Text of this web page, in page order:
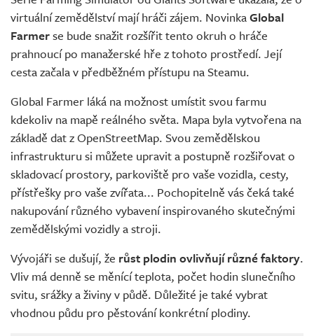
Živě
virtuální zemědělství mají hráči zájem. NovinkaGlobal
Farmerse bude snažit rozšířit tento okruh o hráče
prahnoucí po manažerské hře z tohoto prostředí. Její
cesta začala v předběžném přístupu na Steamu.
Global Farmer láká na možnost umístit svou farmu
kdekoliv na mapě reálného světa. Mapa byla vytvořena na
základě dat z OpenStreetMap. Svou zemědělskou
infrastrukturu si můžete upravit a postupně rozšiřovat o
skladovací prostory, parkoviště pro vaše vozidla, cesty,
přístřešky pro vaše zvířata... Pochopitelně vás čeká také
nakupování různého vybavení inspirovaného skutečnými
zemědělskými vozidly a stroji.
Vývojáři se dušují, že růst plodin ovlivňují různé faktory.
Vliv má denně se měnící teplota, počet hodin slunečního
svitu, srážky a živiny v půdě. Důležité je také vybrat
vhodnou půdu pro pěstování konkrétní plodiny.